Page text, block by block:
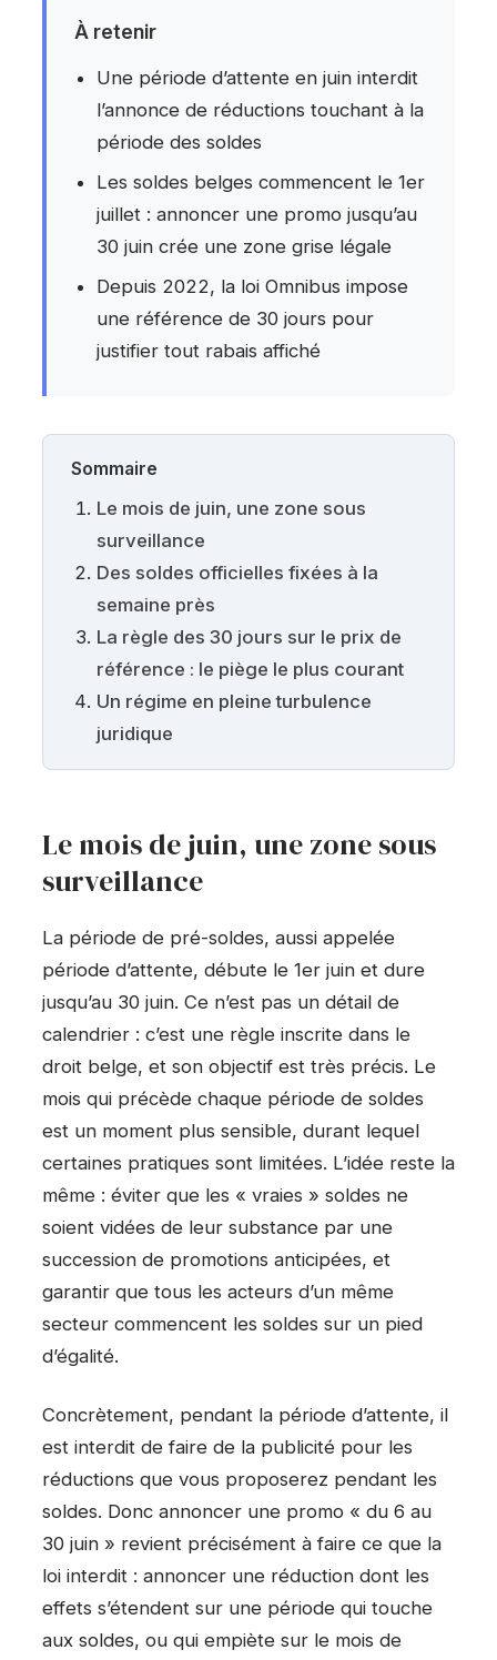
À retenir
Une période d’attente en juin interdit
l’annonce de réductions touchant à la
période des soldes
Les soldes belges commencent le 1er
juillet : annoncer une promo jusqu’au
30 juin crée une zone grise légale
Depuis 2022, la loi Omnibus impose
une référence de 30 jours pour
justifier tout rabais affiché
Sommaire
Le mois de juin, une zone sous
surveillance
Des soldes officielles fixées à la
semaine près
La règle des 30 jours sur le prix de
référence : le piège le plus courant
Un régime en pleine turbulence
juridique
Le mois de juin, une zone sous
surveillance
La période de pré-soldes, aussi appelée
période d’attente, débute le 1er juin et dure
jusqu’au 30 juin. Ce n’est pas un détail de
calendrier : c’est une règle inscrite dans le
droit belge, et son objectif est très précis. Le
mois qui précède chaque période de soldes
est un moment plus sensible, durant lequel
certaines pratiques sont limitées. L’idée reste la
même : éviter que les « vraies » soldes ne
soient vidées de leur substance par une
succession de promotions anticipées, et
garantir que tous les acteurs d’un même
secteur commencent les soldes sur un pied
d’égalité.
Concrètement, pendant la période d’attente, il
est interdit de faire de la publicité pour les
réductions que vous proposerez pendant les
soldes. Donc annoncer une promo « du 6 au
30 juin » revient précisément à faire ce que la
loi interdit : annoncer une réduction dont les
effets s’étendent sur une période qui touche
aux soldes, ou qui empiète sur le mois de